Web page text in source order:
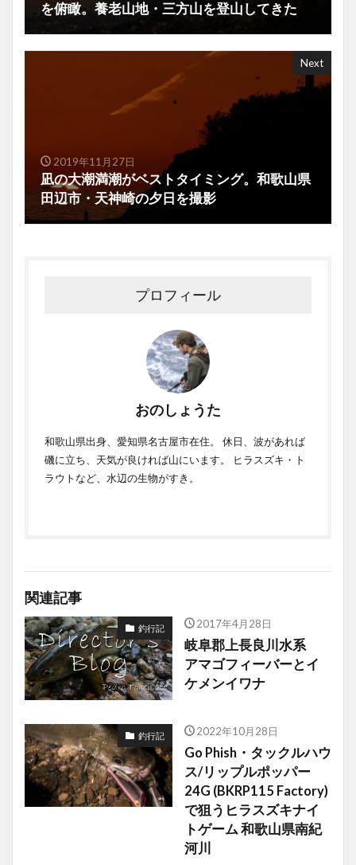
を俯瞰。養老山地・三方山を登山してきた
Next
2019年11月27日
凪の大潮満潮がベストタイミング。和歌山県
田辺市・天神崎の夕日を撮影
プロフィール
おのしょうた
和歌山県出身、愛知県名古屋市在住。 休日、波があれば
磯に立ち、天気が良ければ山にいます。 ヒラスズキ・ト
ラウトなど、水辺の生物がすき。
関連記事
釣行記 2017年4月28日
岐阜郡上長良川水系
アマゴフィーバーとイ
ケメンイワナ
釣行記 2022年10月28日
Go Phish・タックルハウ
ス/リップルポッパー
24G (BKRP115 Factory)
で狙うヒラスズキナイ
トゲーム 和歌山県南紀
河川